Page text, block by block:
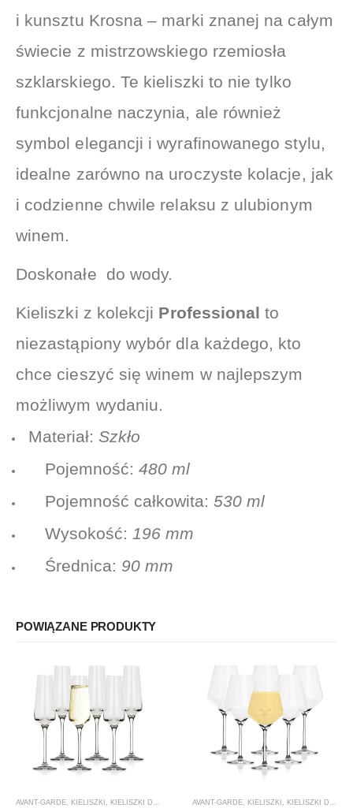
i kunsztu Krosna – marki znanej na całym
świecie z mistrzowskiego rzemiosła
szklarskiego. Te kieliszki to nie tylko
funkcjonalne naczynia, ale również
symbol elegancji i wyrafinowanego stylu,
idealne zarówno na uroczyste kolacje, jak
i codzienne chwile relaksu z ulubionym
winem.
Doskonałe do wody.
Kieliszki z kolekcji Professional to
niezastąpiony wybór dla każdego, kto
chce cieszyć się winem w najlepszym
możliwym wydaniu.
Materiał: Szkło
Pojemność: 480 ml
Pojemność całkowita: 530 ml
Wysokość: 196 mm
Średnica: 90 mm
POWIĄZANE PRODUKTY
AVANT-GARDE, KIELISZKI , KIELISZKI DO SZAMPANA ,KROSNO GLASS,PRODUCENCI,
AVANT-GARDE, KIELISZKI , KIELISZKI DO WINA BIAŁEGO